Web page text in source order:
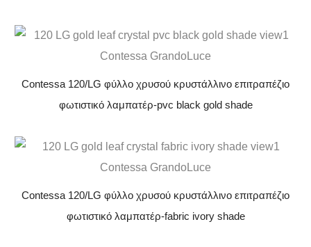
Contessa 120/LG φύλλο χρυσού κρυστάλλινο επιτραπέζιο
φωτιστικό λαμπατέρ-pvc black gold shade
Contessa 120/LG φύλλο χρυσού κρυστάλλινο επιτραπέζιο
φωτιστικό λαμπατέρ-fabric ivory shade